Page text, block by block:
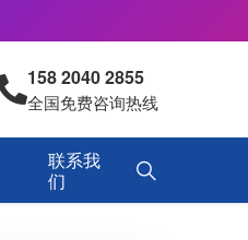
158 2040 2855
全国免费咨询热线
联系我
们